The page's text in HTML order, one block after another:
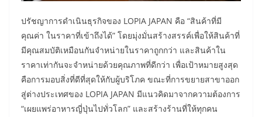
ปรัชญาการดำเนินธุรกิจของ LOPIA JAPAN คือ “สินค้าที่มี
คุณค่า ในราคาที่เข้าถึงได้” โดยมุ่งมั่นสร้างสรรค์เพื่อให้สินค้าที่
มีคุณสมบัติเหมือนกันจำหน่ายในราคาถูกกว่า และสินค้าใน
ราคาเท่ากันจะจำหน่ายด้วยคุณภาพที่ดีกว่า เพื่อเป้าหมายสูงสุด
คือการมอบสิ่งที่ดีที่สุดให้กับผู้บริโภค ขณะที่การขยายสาขาออก
สู่ต่างประเทศของ LOPIA JAPAN มีแนวคิดมาจากความต้องการ
“เผยแพร่อาหารญี่ปุ่นไปทั่วโลก” และสร้างร้านที่ให้ทุกคน